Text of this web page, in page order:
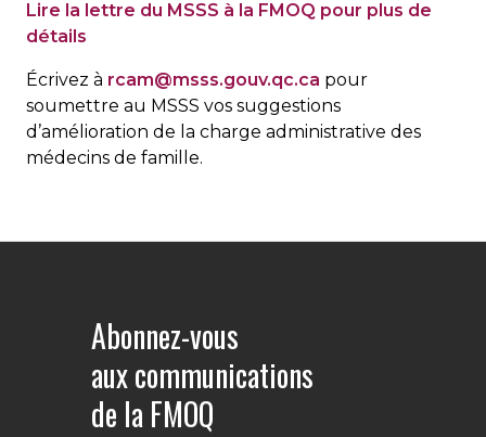
Lire la lettre du MSSS à la FMOQ pour plus de
détails
Écrivez à rcam@msss.gouv.qc.ca pour
soumettre au MSSS vos suggestions
d’amélioration de la charge administrative des
médecins de famille.
Abonnez-vous
aux communications
de la FMOQ